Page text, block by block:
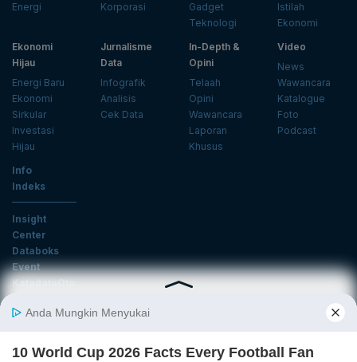
Energi
Korporasi
Gadget
Teknologi
Istilah
Ekonomi
Ekonomi
Hijau
Energi Baru
Ekonomi
Sirkular
Investasi
Hijau
Jurnalisme
Data
Infografik
Analisis
Cek Data
In-Depth &
Opini
Telaah
Opini
Wawancara
Laporan
Khusus
Video
News
Wawancara
Katalogue
Foto
Podcast
Info
Indeks
Insight
Center
Databoks
Event
KatadataOto
Email